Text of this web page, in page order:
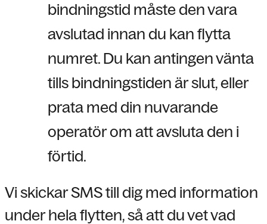
bindningstid måste den vara
avslutad innan du kan flytta
numret. Du kan antingen vänta
tills bindningstiden är slut, eller
prata med din nuvarande
operatör om att avsluta den i
förtid.
Vi skickar SMS till dig med information
under hela flytten, så att du vet vad